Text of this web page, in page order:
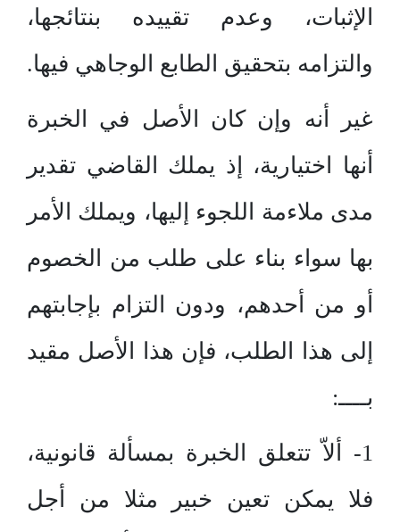
الإثبات، وعدم تقييده بنتائجها،
والتزامه بتحقيق الطابع الوجاهي فيها.
غير أنه وإن كان الأصل في الخبرة
أنها اختيارية، إذ يملك القاضي تقدير
مدى ملاءمة اللجوء إليها، ويملك الأمر
بها سواء بناء على طلب من الخصوم
أو من أحدهم، ودون التزام بإجابتهم
إلى هذا الطلب، فإن هذا الأصل مقيد
بــــ:
1- ألاّ تتعلق الخبرة بمسألة قانونية،
فلا يمكن تعين خبير مثلا من أجل